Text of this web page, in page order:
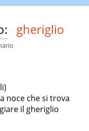
gheriglio
noce che si trova
il gheriglio